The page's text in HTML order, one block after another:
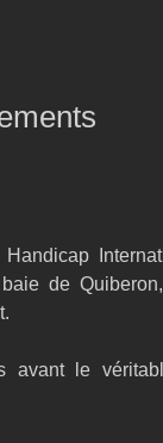
de
avant le